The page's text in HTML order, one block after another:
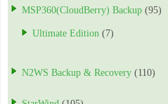
MSP360(CloudBerry) Backup (95)
Ultimate Edition (7)
N2WS Backup & Recovery (110)